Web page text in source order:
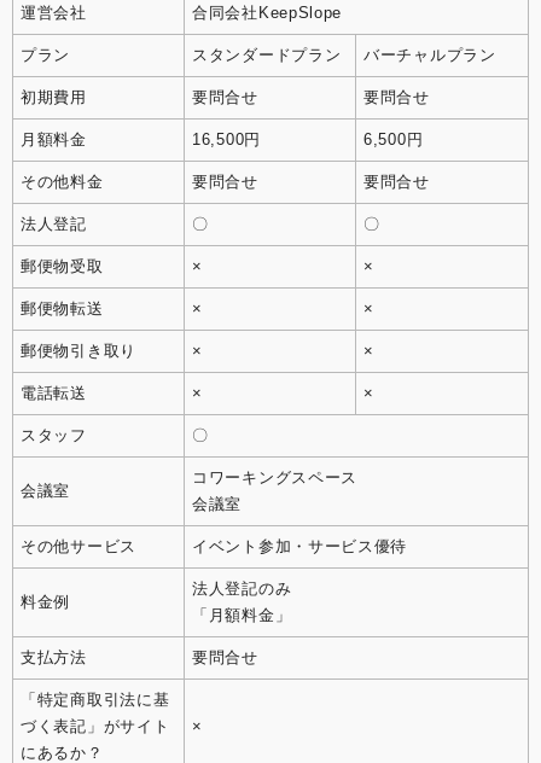
運営会社 合同会社KeepSlope
プラン スタンダードプラン バーチャルプラン
初期費用 要問合せ 要問合せ
月額料金 16,500円 6,500円
その他料金 要問合せ 要問合せ
法人登記 〇 〇
郵便物受取 × ×
郵便物転送 × ×
郵便物引き取り × ×
電話転送 × ×
スタッフ 〇
会議室
コワーキングスペース
会議室
その他サービス イベント参加・サービス優待
料金例
法人登記のみ
「月額料金」
支払方法 要問合せ
「特定商取引法に基
づく表記」がサイト
にあるか？
×